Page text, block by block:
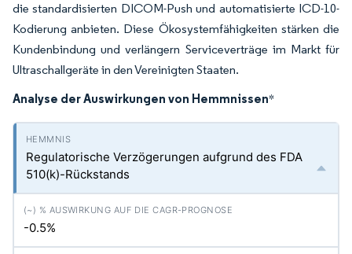
die standardisierten DICOM-Push und automatisierte ICD-10-
Kodierung anbieten. Diese Ökosystemfähigkeiten stärken die
Kundenbindung und verlängern Serviceverträge im Markt für
Ultraschallgeräte in den Vereinigten Staaten.
Analyse der Auswirkungen von Hemmnissen*
Regulatorische Verzögerungen aufgrund des FDA
510(k)-Rückstands
-0.5%